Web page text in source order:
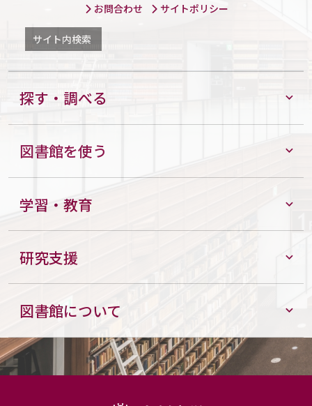
お問合わせ サイトポリシー
サイト内検索
探す・調べる
図書館を使う
学習・教育
研究支援
図書館について